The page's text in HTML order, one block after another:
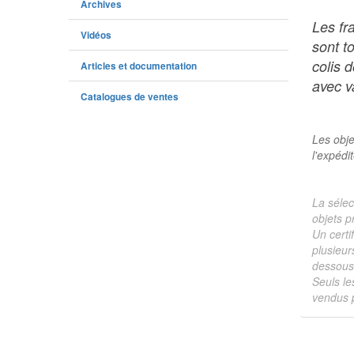
Archives
Vidéos
Articles et documentation
Catalogues de ventes
Les
sont
colis
avec
Les
La
objets
Un
Seuls
vendus